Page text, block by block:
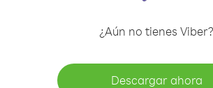
¿Aún no tienes Viber?
Descargar ahora